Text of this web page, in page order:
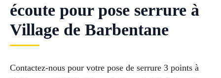
écoute pour pose serrure à
Village de Barbentane
Contactez-nous pour votre pose de serrure 3 points à